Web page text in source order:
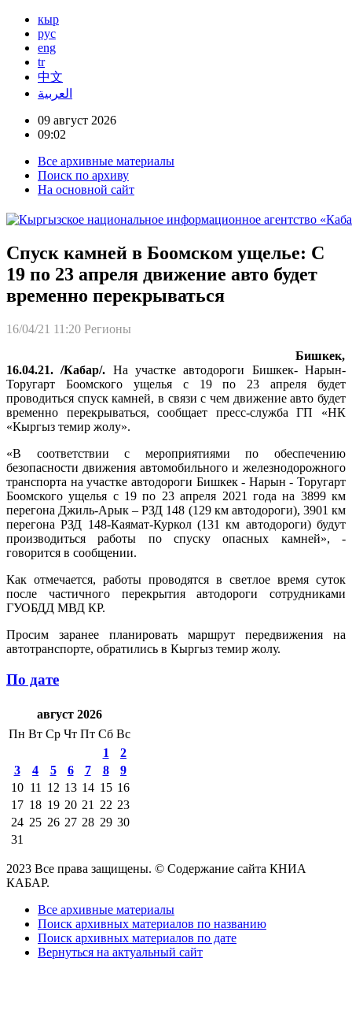
кыр
рус
eng
tr
中文
العربية
09 август 2026
09:02
Все архивные материалы
Поиск по архиву
На основной сайт
Спуск камней в Боомском ущелье: С
19 по 23 апреля движение авто будет
временно перекрываться
16/04/21 11:20 Регионы
Бишкек,
16.04.21. /Кабар/. На участке автодороги Бишкек- Нарын-
Торугарт Боомского ущелья с 19 по 23 апреля будет
проводиться спуск камней, в связи с чем движение авто будет
временно перекрываться, сообщает пресс-служба ГП «НК
«Кыргыз темир жолу».
«В соответствии с мероприятиями по обеспечению
безопасности движения автомобильного и железнодорожного
транспорта на участке автодороги Бишкек - Нарын - Торугарт
Боомского ущелья с 19 по 23 апреля 2021 года на 3899 км
перегона Джиль-Арык – РЗД 148 (129 км автодороги), 3901 км
перегона РЗД 148-Каямат-Куркол (131 км автодороги) будут
производиться работы по спуску опасных камней», -
говорится в сообщении.
Как отмечается, работы проводятся в светлое время суток
после частичного перекрытия автодороги сотрудниками
ГУОБДД МВД КР.
Просим заранее планировать маршрут передвижения на
автотранспорте, обратились в Кыргыз темир жолу.
По дате
август 2026
Пн Вт Ср Чт Пт Сб Вс
1
2
3
4 5 6 7 8
9
10 11 12 13 14 15 16
17 18 19 20 21 22 23
24 25 26 27 28 29 30
31
2023 Все права защищены. © Содержание сайта КНИА
КАБАР.
Все архивные материалы
Поиск архивных материалов по названию
Поиск архивных материалов по дате
Вернуться на актуальный сайт